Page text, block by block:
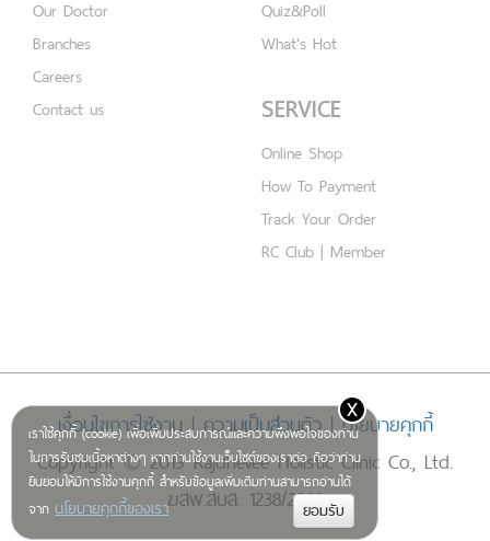
เราใช้คุกกี้ (cookie) เพื่อเพิ่มประสบการณ์และความพึงพอใจของท่าน
ในการรับชมเนื้อหาต่างๆ หากท่านใช้งานเว็บไซต์ของเราต่อ ถือว่าท่าน
ยินยอมให้มีการใช้งานคุกกี้ สำหรับข้อมูลเพิ่มเติมท่านสามารถอ่านได้
จาก นโยบายคุกกี้ของเรา
x
Our Doctor
Branches
Careers
Contact us
Quiz&Poll
What's Hot
SERVICE
Online Shop
How To Payment
Track Your Order
RC Club | Member
เงื่อนไขการใช้งาน|ความเป็นส่วนตัว|นโยบายคุกกี้
Copyright © 2019 Rajdhevee Holistic Clinic Co., Ltd.
ฆสพ.สบส. 1238/2562